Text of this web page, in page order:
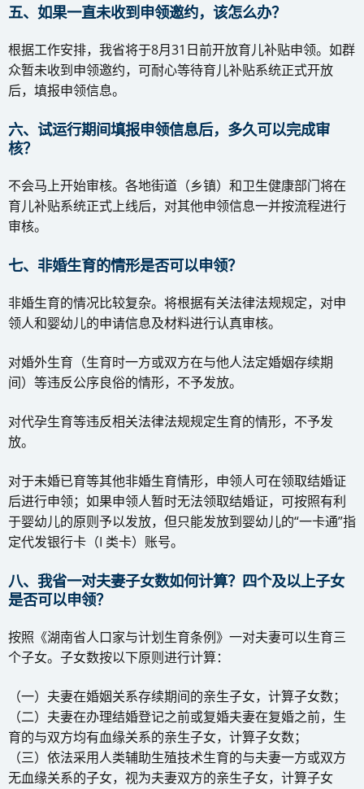
五、如果一直未收到申领邀约，该怎么办？
根据工作安排，我省将于8月31日前开放育儿补贴申领。如群
众暂未收到申领邀约，可耐心等待育儿补贴系统正式开放
后，填报申领信息。
六、试运行期间填报申领信息后，多久可以完成审
核？
不会马上开始审核。各地街道（乡镇）和卫生健康部门将在
育儿补贴系统正式上线后，对其他申领信息一并按流程进行
审核。
七、非婚生育的情形是否可以申领？
非婚生育的情况比较复杂。将根据有关法律法规规定，对申
领人和婴幼儿的申请信息及材料进行认真审核。
对婚外生育（生育时一方或双方在与他人法定婚姻存续期
间）等违反公序良俗的情形，不予发放。
对代孕生育等违反相关法律法规规定生育的情形，不予发
放。
对于未婚已育等其他非婚生育情形，申领人可在领取结婚证
后进行申领；如果申领人暂时无法领取结婚证，可按照有利
于婴幼儿的原则予以发放，但只能发放到婴幼儿的“一卡通”指
定代发银行卡（I 类卡）账号。
八、我省一对夫妻子女数如何计算？四个及以上子女
是否可以申领？
按照《湖南省人口家与计划生育条例》一对夫妻可以生育三
个子女。子女数按以下原则进行计算：
（一）夫妻在婚姻关系存续期间的亲生子女，计算子女数；
（二）夫妻在办理结婚登记之前或复婚夫妻在复婚之前，生
育的与双方均有血缘关系的亲生子女，计算子女数；
（三）依法采用人类辅助生殖技术生育的与夫妻一方或双方
无血缘关系的子女，视为夫妻双方的亲生子女，计算子女